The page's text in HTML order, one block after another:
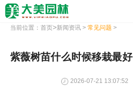
当前位置： 首页>新闻资讯> 常见问题 >
紫薇树苗什么时候移栽最好
2026-07-21 13:07:52